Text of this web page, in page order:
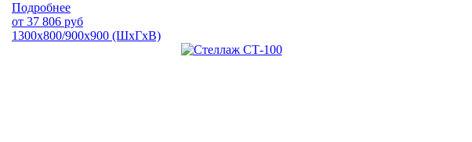
Подробнее
от 37 806 руб
1300х800/900х900 (ШхГхВ)